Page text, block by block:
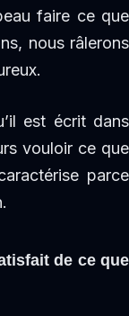
faire ce que
nous râlerons
est écrit dans
vouloir ce que
parce
de ce que